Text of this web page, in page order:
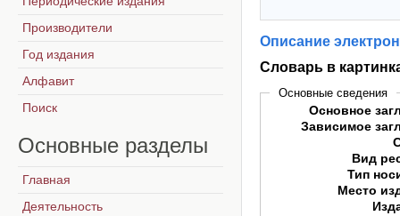
Описание
Словарь в
Основные сведения
Основное
Зависимое
Вид
Тип
Место
Производители
Год издания
Алфавит
Поиск
Основные разделы
Главная
Деятельность